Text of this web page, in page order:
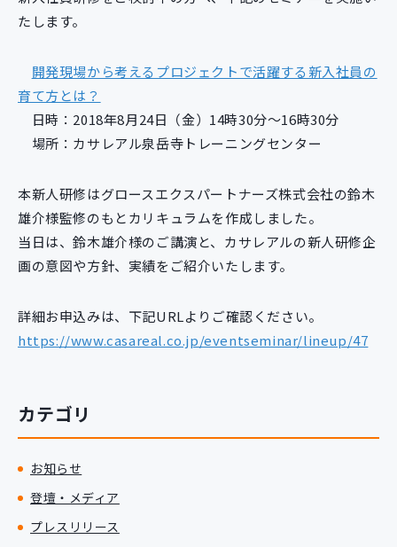
定型コース
新規開発サービス
パッケージ開発
導入事例
イベント・セミナー
ニュース
採用情報
たします。
開発現場から考えるプロジェクトで活躍する新入社員の
育て方とは？
日時：2018年8月24日（金）14時30分～16時30分
場所：カサレアル泉岳寺トレーニングセンター
本新人研修はグロースエクスパートナーズ株式会社の鈴木
雄介様監修のもとカリキュラムを作成しました。
当日は、鈴木雄介様のご講演と、カサレアルの新人研修企
画の意図や方針、実績をご紹介いたします。
詳細お申込みは、下記URLよりご確認ください。
https://www.casareal.co.jp/eventseminar/lineup/47
カテゴリ
お知らせ
登壇・メディア
プレスリリース